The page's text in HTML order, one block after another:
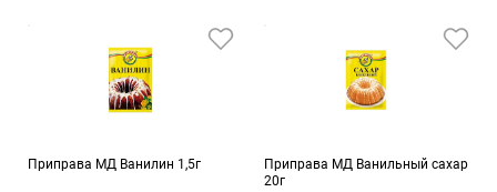
Приправа МД Ванилин 1,5г
Приправа МД Ванильный сахар
20г